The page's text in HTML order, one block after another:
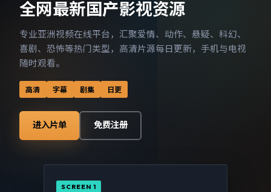
全网最新国产影视资源
专业亚洲视频在线平台，汇聚爱情、动作、悬疑、科幻、
喜剧、恐怖等热门类型，高清片源每日更新，手机与电视
随时观看。
高清 字幕 剧集 日更
进入片单 免费注册
SCREEN 1